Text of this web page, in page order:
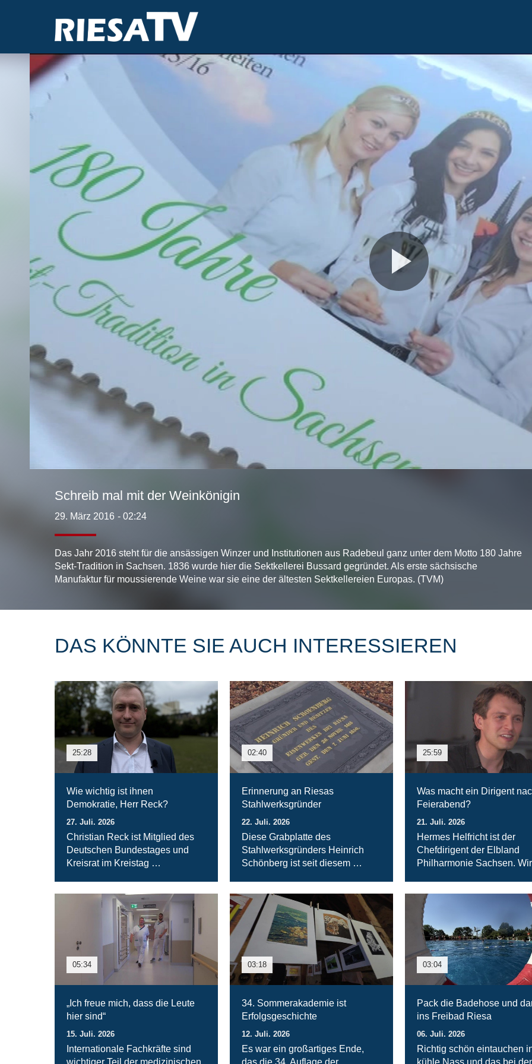
Video
Schreib mal mit der Weinkönigin
29. März 2016 - 02:24
Das Jahr 2016 steht für die ansässigen Winzer und Institutionen aus Radebeul ganz unter dem Motto 180 Jahre
Sekt-Tradition in Sachsen. 1836 wurde hier die Sektkellerei Bussard gegründet. Als erste sächsische
Manufaktur für moussierende Weine war sie eine der ältesten Sektkellereien Europas. (TVM)
DAS KÖNNTE SIE AUCH INTERESSIEREN
25:28
Wie wichtig ist ihnen
Demokratie, Herr Reck?
27. Juli. 2026
Christian Reck ist Mitglied des
Deutschen Bundestages und
Kreisrat im Kreistag …
02:40
Erinnerung an Riesas
Stahlwerksgründer
22. Juli. 2026
Diese Grabplatte des
Stahlwerksgründers Heinrich
Schönberg ist seit diesem …
25:59
Was macht ein Dirigent
Feierabend?
21. Juli. 2026
Hermes Helfricht ist der
Chefdirigent der Elbland
Philharmonie Sachsen.
05:34
„Ich freue mich, dass die Leute
hier sind“
15. Juli. 2026
Internationale Fachkräfte sind
wichtiger Teil der medizinischen
03:18
34. Sommerakademie ist
Erfolgsgeschichte
12. Juli. 2026
Es war ein großartiges Ende,
das die 34. Auflage der
03:04
Pack die Badehose und
ins Freibad Riesa
06. Juli. 2026
Richtig schön eintauchen
kühle Nass und das bei